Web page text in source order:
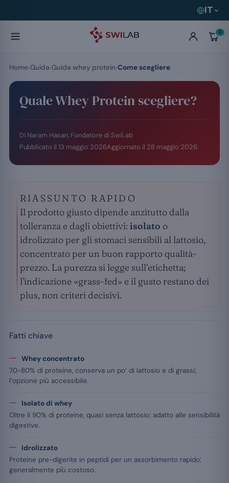
IT
0
Quale Whey Protein scegliere?
Di Naram Hasan, Fondatore di SwiLab
Pubblicato il 13 maggio 2026Aggiornato il 28 maggio 2026
RIASSUNTO RAPIDO
Il prodotto giusto dipende anzitutto dalla
tolleranza e dagli obiettivi: isolato o
idrolizzato per gli stomaci sensibili al lattosio,
concentrato per un buon rapporto qualità-
prezzo. La purezza si legge sull’etichetta;
l’indicazione «grass-fed» e il gusto restano dei
plus, non criteri decisivi.
Fatti chiave
Whey concentrato
70-80% di proteine, conserva un po’ di lattosio e di grassi;
l’opzione più accessibile.
Isolato di whey
Oltre il 90% di proteine, quasi senza lattosio; adatto alle sensibilità
digestive.
Idrolizzato
Proteine pre-digerite in peptidi per un assorbimento rapido;
generalmente più costoso.
Home Guida Guida whey protein Come scegliere